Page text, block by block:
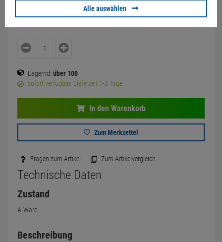
Lagernd: über 100
sofort verfügbar, Lieferzeit 1-3 Tage
In den Warenkorb
Zum Merkzettel
Fragen zum Artikel Zum Artikelvergleich
Technische Daten
Zustand
A-Ware
Beschreibung
Alle auswählen